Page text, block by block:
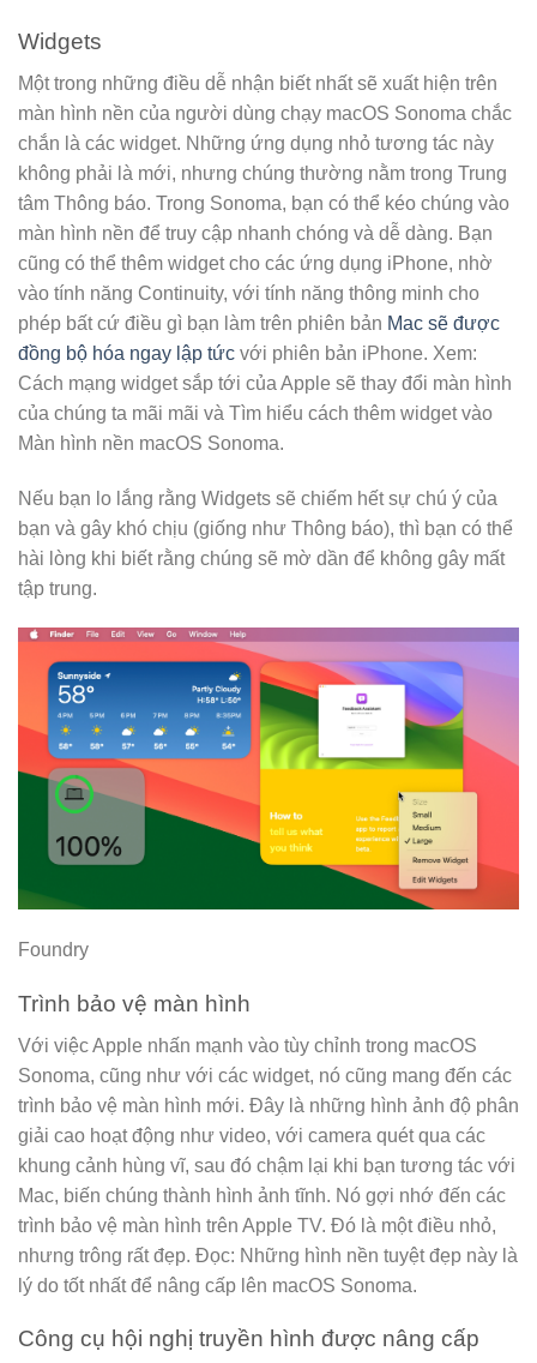
Widgets
Một trong những điều dễ nhận biết nhất sẽ xuất hiện trên
màn hình nền của người dùng chạy macOS Sonoma chắc
chắn là các widget. Những ứng dụng nhỏ tương tác này
không phải là mới, nhưng chúng thường nằm trong Trung
tâm Thông báo. Trong Sonoma, bạn có thể kéo chúng vào
màn hình nền để truy cập nhanh chóng và dễ dàng. Bạn
cũng có thể thêm widget cho các ứng dụng iPhone, nhờ
vào tính năng Continuity, với tính năng thông minh cho
phép bất cứ điều gì bạn làm trên phiên bản Mac sẽ được
đồng bộ hóa ngay lập tức với phiên bản iPhone. Xem:
Cách mạng widget sắp tới của Apple sẽ thay đổi màn hình
của chúng ta mãi mãi và Tìm hiểu cách thêm widget vào
Màn hình nền macOS Sonoma.
Nếu bạn lo lắng rằng Widgets sẽ chiếm hết sự chú ý của
bạn và gây khó chịu (giống như Thông báo), thì bạn có thể
hài lòng khi biết rằng chúng sẽ mờ dần để không gây mất
tập trung.
Foundry
Trình bảo vệ màn hình
Với việc Apple nhấn mạnh vào tùy chỉnh trong macOS
Sonoma, cũng như với các widget, nó cũng mang đến các
trình bảo vệ màn hình mới. Đây là những hình ảnh độ phân
giải cao hoạt động như video, với camera quét qua các
khung cảnh hùng vĩ, sau đó chậm lại khi bạn tương tác với
Mac, biến chúng thành hình ảnh tĩnh. Nó gợi nhớ đến các
trình bảo vệ màn hình trên Apple TV. Đó là một điều nhỏ,
nhưng trông rất đẹp. Đọc: Những hình nền tuyệt đẹp này là
lý do tốt nhất để nâng cấp lên macOS Sonoma.
Công cụ hội nghị truyền hình được nâng cấp